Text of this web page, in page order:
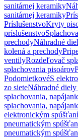
sanitárnej keramiky
sanitárnej keramiky
PríslušenstvoKryty
príslušenstvo
prechodyNáhradné
kolená a prechody
ventilyRozdeľovač
splachovania pisoárov
PodomietkovéS
zo sieteNáhradné
splachovania,
splachovania,
elektronickým
pneumatickým
pneumatickým